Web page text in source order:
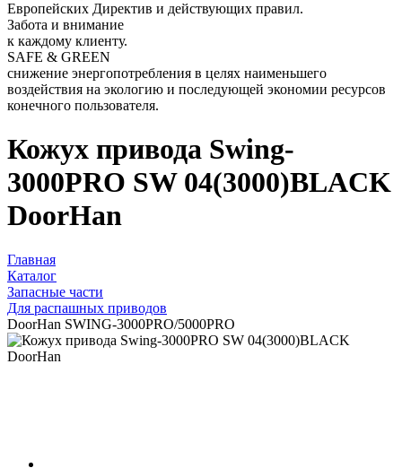
Европейских Директив и действующих правил.
Забота и внимание
к каждому клиенту.
SAFE & GREEN
снижение энергопотребления в целях наименьшего
воздействия на экологию и последующей экономии ресурсов
конечного пользователя.
Кожух привода Swing-
3000PRO SW 04(3000)BLACK
DoorHan
Главная
Каталог
Запасные части
Для распашных приводов
DoorHan SWING-3000PRO/5000PRO